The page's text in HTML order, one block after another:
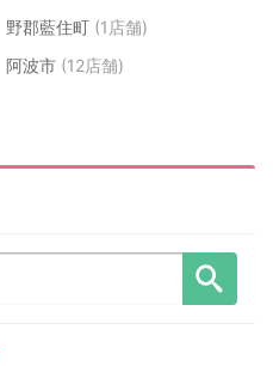
野郡藍住町 (1店舗)
阿波市 (12店舗)